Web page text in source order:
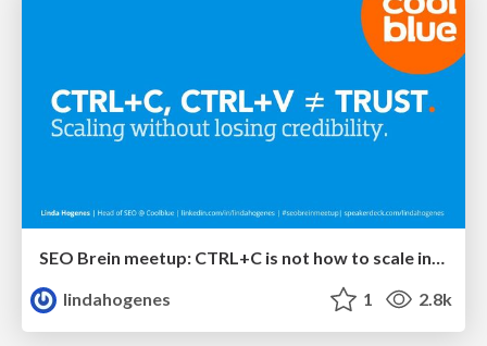
SEO Brein meetup: CTRL+C is not how to scale international SEO
lindahogenes
1 2.8k